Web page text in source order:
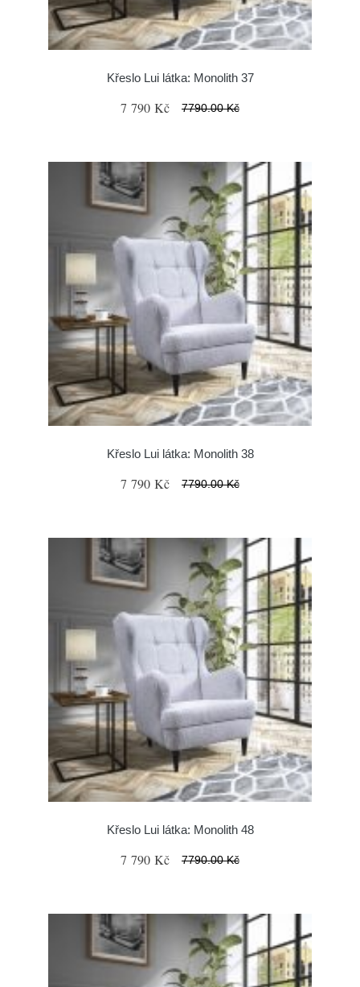
Křeslo Lui látka: Monolith 37
7 790 Kč 7790.00 Kč
Křeslo Lui látka: Monolith 38
7 790 Kč 7790.00 Kč
Křeslo Lui látka: Monolith 48
7 790 Kč 7790.00 Kč